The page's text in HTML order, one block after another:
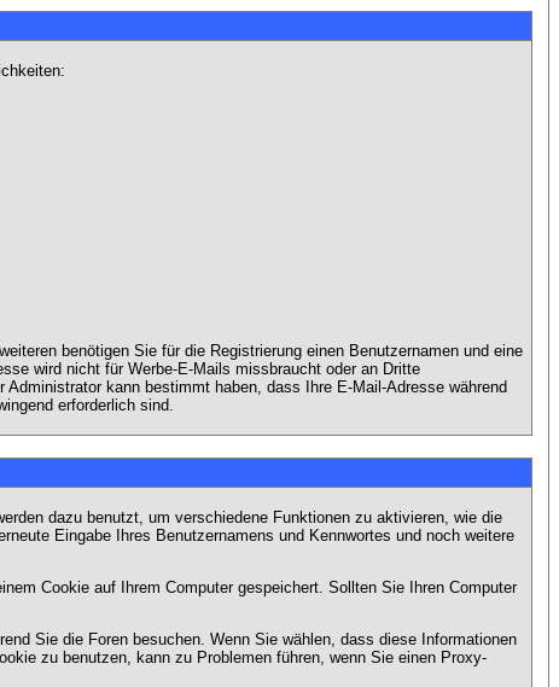
benötigen Sie für die Registrierung einen Benutzernamen und eine
wird nicht für Werbe-E-Mails missbraucht oder an Dritte
kann bestimmt haben, dass Ihre E-Mail-Adresse während
erforderlich sind.
dazu benutzt, um verschiedene Funktionen zu aktivieren, wie die
Eingabe Ihres Benutzernamens und Kennwortes und noch weitere
Cookie auf Ihrem Computer gespeichert. Sollten Sie Ihren Computer
Sie die Foren besuchen. Wenn Sie wählen, dass diese Informationen
zu benutzen, kann zu Problemen führen, wenn Sie einen Proxy-